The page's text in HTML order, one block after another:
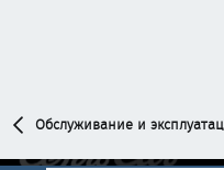
Обслуживание и